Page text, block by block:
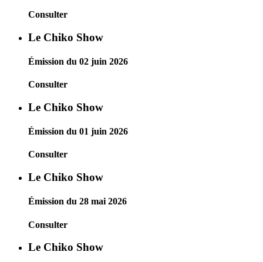
Consulter
Le Chiko Show
Émission du 02 juin 2026
Consulter
Le Chiko Show
Émission du 01 juin 2026
Consulter
Le Chiko Show
Émission du 28 mai 2026
Consulter
Le Chiko Show